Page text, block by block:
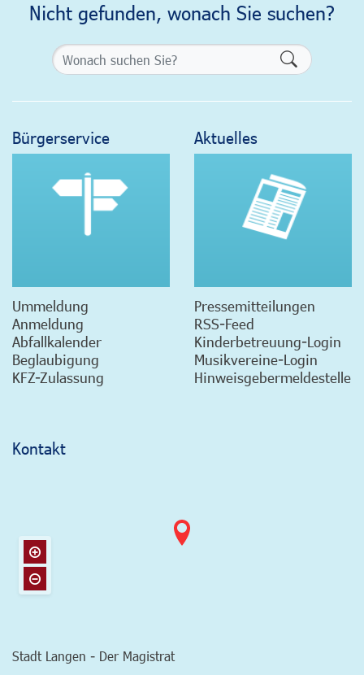
Nicht gefunden, wonach Sie suchen?
Bürgerservice
Ummeldung
Anmeldung
Abfallkalender
Beglaubigung
KFZ-Zulassung
Aktuelles
Pressemitteilungen
RSS-Feed
Kinderbetreuung-Login
Musikvereine-Login
Hinweisgebermeldestelle
Kontakt
Stadt Langen - Der Magistrat